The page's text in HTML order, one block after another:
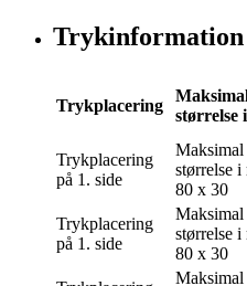
Trykinformation
Trykplacering
størrelse
Trykplacering
på 1. side
Maksimal
størrelse i
80 x 30
Trykplacering
på 1. side
Maksimal
størrelse i
80 x 30
Maksimal